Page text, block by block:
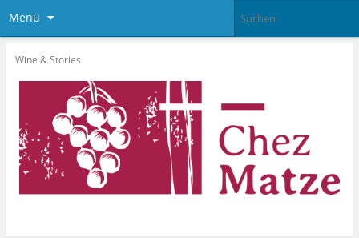
Menü
Wine & Stories